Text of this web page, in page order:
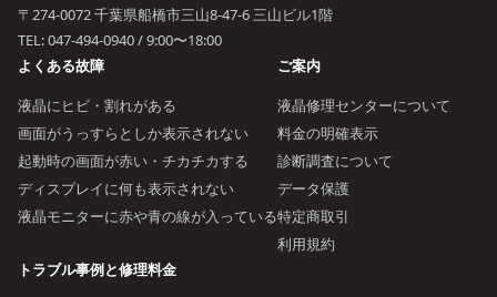
〒274-0072 千葉県船橋市三山8-47-6 三山ビル1階
TEL:047-494-0940/ 9:00〜18:00
よくある故障
液晶にヒビ・割れがある
画面がうっすらとしか表示されない
起動時の画面が赤い・チカチカする
ディスプレイに何も表示されない
液晶モニターに赤や青の線が入っている
ご案内
液晶修理センターについて
料金の明確表示
診断調査について
データ保護
特定商取引
利用規約
トラブル事例と修理料金